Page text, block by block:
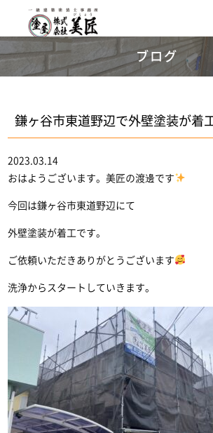
ブログ
鎌ヶ谷市東道野辺で外壁塗装が着
2023.03.14
おはようございます。美匠の渡邊です
今回は鎌ヶ谷市東道野辺にて
外壁塗装が着工です。
ご依頼いただきありがとうございます
洗浄からスタートしていきます。